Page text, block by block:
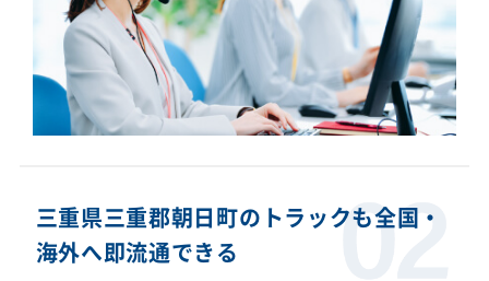
三重県三重郡朝日町のトラックも全国・
海外へ即流通できる